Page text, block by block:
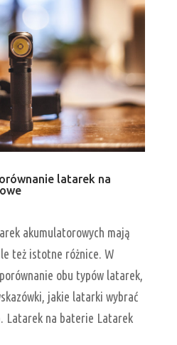
latarek na
akumulatorowych mają
też istotne różnice. W
obu typów latarek,
jakie latarki wybrać
Latarek na baterie Latarek